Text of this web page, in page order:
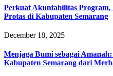
Perkuat Akuntabilitas Program,
Protas di Kabupaten Semarang
December 18, 2025
Menjaga Bumi sebagai
Kabupaten Semarang dari